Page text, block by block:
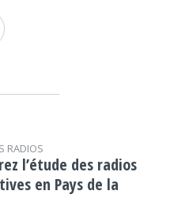
RADIOS
l’étude des radios
en Pays de la